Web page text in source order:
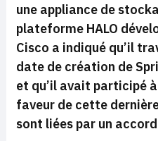
une appliance de
plateforme HALO
Cisco a indiqué qu’il
date de création de
et qu’il avait participé
faveur de cette
sont liées par un accord